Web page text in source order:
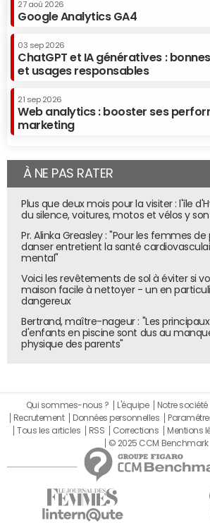
27 aoû 2026
Google Analytics GA4
03 sep 2026
ChatGPT et IA génératives :
et usages responsables
21 sep 2026
Web analytics : booster ses
marketing
À NE PAS RATER
Plus que deux mois pour la visiter : l'île
du silence, voitures, motos et vélos y
Pr. Alinka Greasley : "Pour les femmes
danser entretient la santé
mental"
Voici les revêtements de sol à éviter si
maison facile à nettoyer - un en
dangereux
Bertrand, maître-nageur : "Les
d'enfants en piscine sont dus au
physique des parents"
Qui sommes-nous ? L'équipe Notre société
Recrutement
Données personnelles
Tous les articles
RSS Corrections Mentions
© 2025 CCM Benchmark